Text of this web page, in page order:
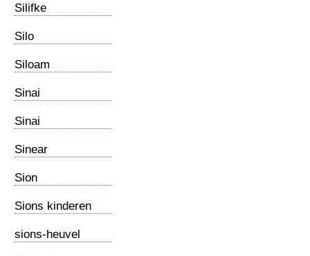
Silifke
Silo
Siloam
Sinai
Sinai
Sinear
Sion
Sions kinderen
sions-heuvel